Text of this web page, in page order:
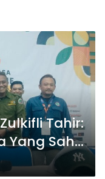
Tahir:
Yang Sah